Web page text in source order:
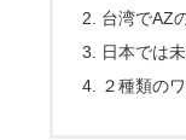
台湾でAZ
日本では
２種類の